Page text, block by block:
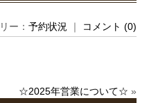
ー：予約状況 ｜ コメント (0)
☆2025年営業について☆ »